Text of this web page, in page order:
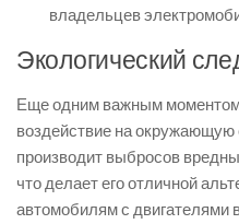
владельцев
Экологический
Еще одним важным моментом
воздействие на окружающую
производит выбросов
что делает его отличной
автомобилям с двигателями